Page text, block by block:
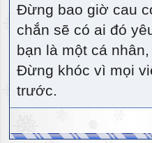
Đừng bao giờ cau
chắn sẽ có ai đó
bạn là một cá
Đừng khóc vì mọi
trước.